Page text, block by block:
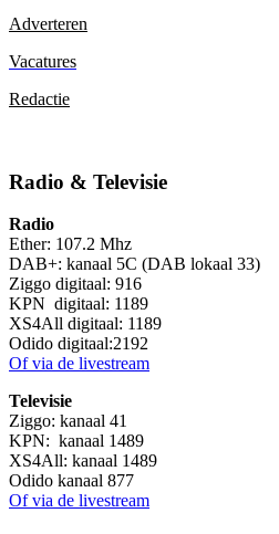
Adverteren
Vacatures
Redactie
Radio & Televisie
Radio
Ether: 107.2 Mhz
DAB+: kanaal 5C (DAB lokaal 33)
Ziggo digitaal: 916
KPN digitaal: 1189
XS4All digitaal: 1189
Odido digitaal:2192
Of via de livestream
Televisie
Ziggo: kanaal 41
KPN: kanaal 1489
XS4All: kanaal 1489
Odido kanaal 877
Of via de livestream